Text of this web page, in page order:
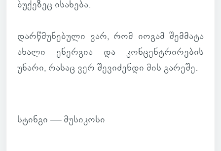
ბუ­ქე­ზეც ისა­ხება.
დარ­წმუ­ნე­ბული ვარ, რომ იოგამ შემ­მატა
ახალი ენერ­გია და კონ­ცენ­ტრი­რე­ბის
უნარი, რასაც ვერ შე­ვი­ძენდი მის გა­რეშე.
სტინგი — მუ­სი­კოსი